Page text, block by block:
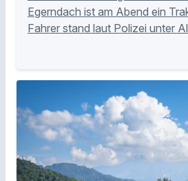
Egerndach ist am Abend ein
Fahrer stand laut Polizei unter